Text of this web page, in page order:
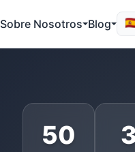
Sobre Nosotros Blog
50